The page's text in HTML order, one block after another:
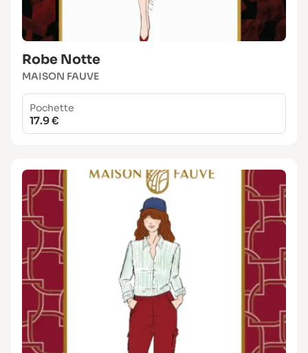
Robe Notte
MAISON FAUVE
Pochette
17.9 €